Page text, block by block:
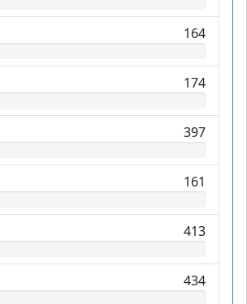
164
174
397
161
413
434